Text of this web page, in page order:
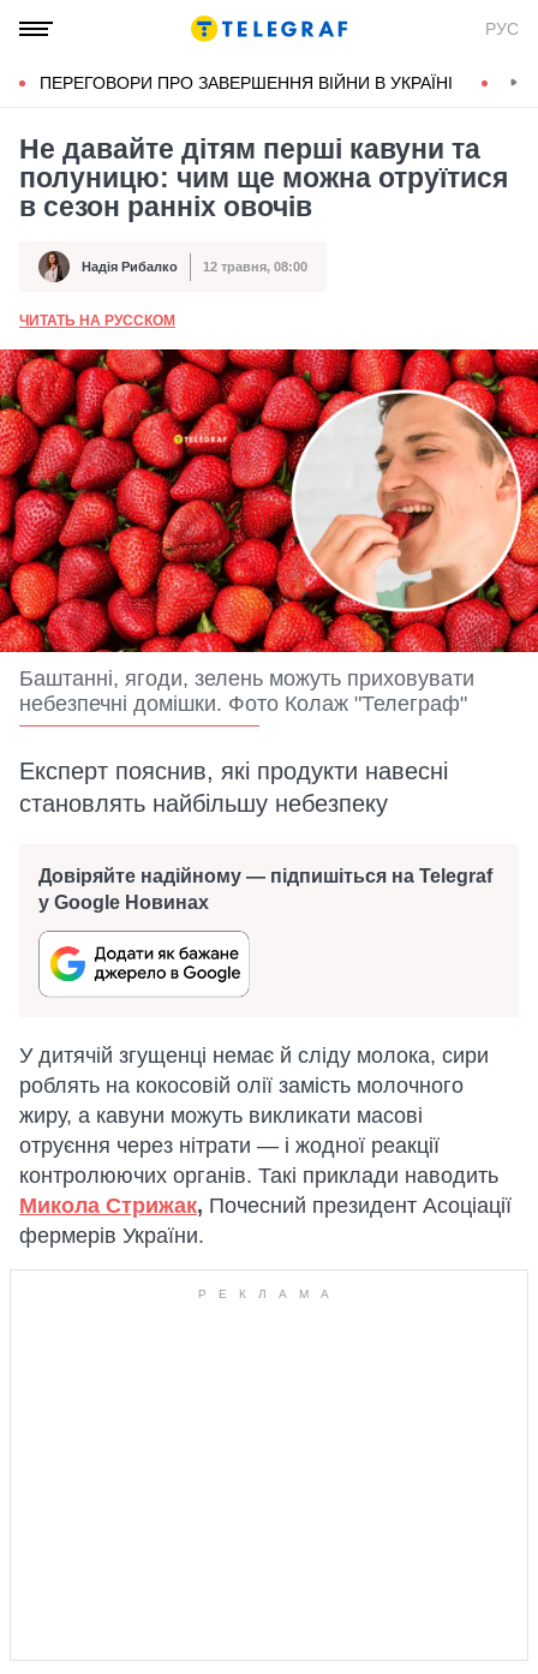
РУС
ПЕРЕГОВОРИ ПРО ЗАВЕРШЕННЯ ВІЙНИ В УКРАЇНІ
Не давайте дітям перші кавуни та
полуницю: чим ще можна отруїтися
в сезон ранніх овочів
Автор Надія Рибалко
Дата публікації 12 травня, 08:00
ЧИТАТЬ НА РУССКОМ
Баштанні, ягоди, зелень можуть приховувати
небезпечні домішки. Фото Колаж "Телеграф"
Експерт пояснив, які продукти навесні
становлять найбільшу небезпеку
Довіряйте надійному — підпишіться на Telegraf
у Google Новинах
У дитячій згущенці немає й сліду молока, сири
роблять на кокосовій олії замість молочного
жиру, а кавуни можуть викликати масові
отруєння через нітрати — і жодної реакції
контролюючих органів. Такі приклади наводить
Микола Стрижак, Почесний президент Асоціації
фермерів України.